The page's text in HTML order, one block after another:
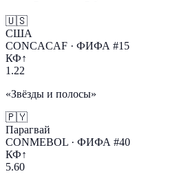
🇺🇸
США
CONCACAF · ФИФА #15
КФ↑
1.22
«Звёзды и полосы»
🇵🇾
Парагвай
CONMEBOL · ФИФА #40
КФ↑
5.60